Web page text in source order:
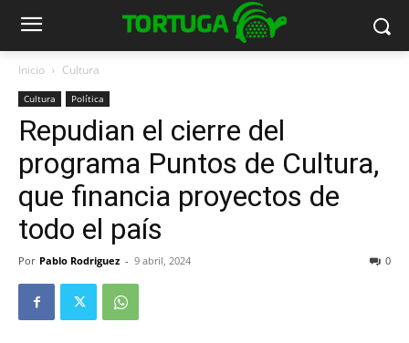
Inicio Cultura
Cultura Política
Repudian el cierre del
programa Puntos de Cultura,
que financia proyectos de
todo el país
Por Pablo Rodriguez - 9 abril, 2024 0